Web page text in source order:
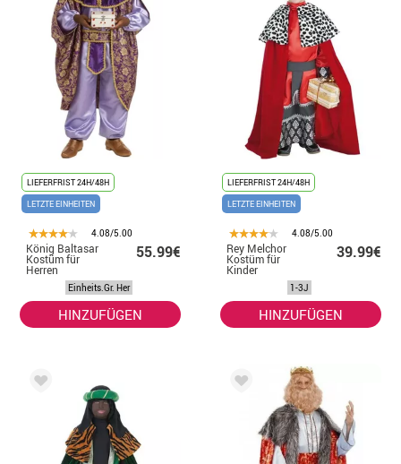
LIEFERFRIST 24H/48H
LETZTE EINHEITEN
4.08/5.00
König Baltasar
Kostüm für
Herren
55.99€
Einheits.Gr. Her
HINZUFÜGEN
LIEFERFRIST 24H/48H
LETZTE EINHEITEN
4.08/5.00
Rey Melchor
Kostüm für
Kinder
39.99€
1-3J
HINZUFÜGEN